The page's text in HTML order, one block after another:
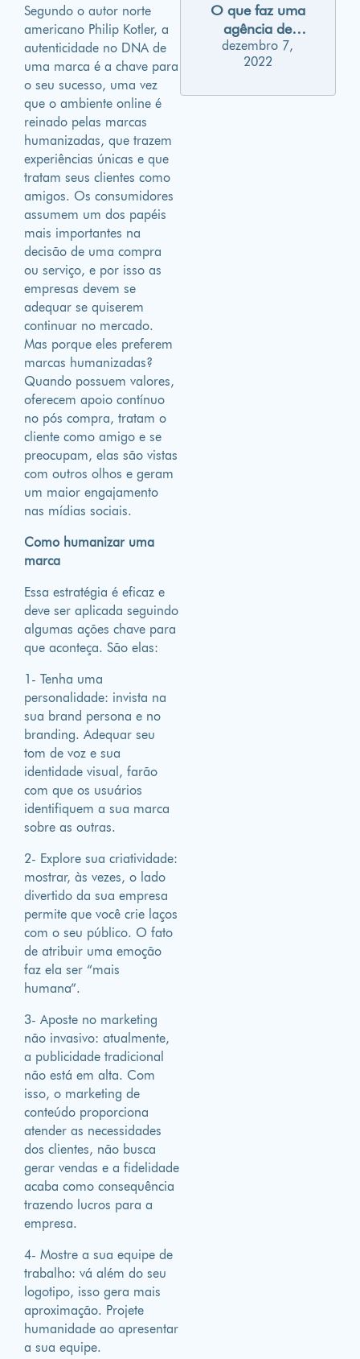
Segundo o autor norte
americano Philip Kotler, a
autenticidade no DNA de
uma marca é a chave para
o seu sucesso, uma vez
que o ambiente online é
reinado pelas marcas
humanizadas, que trazem
experiências únicas e que
tratam seus clientes como
amigos. Os consumidores
assumem um dos papéis
mais importantes na
decisão de uma compra
ou serviço, e por isso as
empresas devem se
adequar se quiserem
continuar no mercado.
Mas porque eles preferem
marcas humanizadas?
Quando possuem valores,
oferecem apoio contínuo
no pós compra, tratam o
cliente como amigo e se
preocupam, elas são vistas
com outros olhos e geram
um maior engajamento
nas mídias sociais.
Como humanizar uma
marca
Essa estratégia é eficaz e
deve ser aplicada seguindo
algumas ações chave para
que aconteça. São elas:
1- Tenha uma
personalidade: invista na
sua brand persona e no
branding. Adequar seu
tom de voz e sua
identidade visual, farão
com que os usuários
identifiquem a sua marca
sobre as outras.
2- Explore sua criatividade:
mostrar, às vezes, o lado
divertido da sua empresa
permite que você crie laços
com o seu público. O fato
de atribuir uma emoção
faz ela ser “mais
humana”.
3- Aposte no marketing
não invasivo: atualmente,
a publicidade tradicional
não está em alta. Com
isso, o marketing de
conteúdo proporciona
atender as necessidades
dos clientes, não busca
gerar vendas e a fidelidade
acaba como consequência
trazendo lucros para a
empresa.
4- Mostre a sua equipe de
trabalho: vá além do seu
logotipo, isso gera mais
aproximação. Projete
humanidade ao apresentar
a sua equipe.
O que faz uma
agência de
publicidade?
dezembro 7,
2022